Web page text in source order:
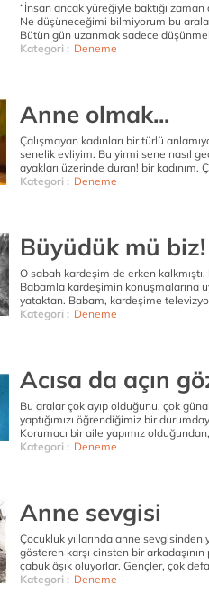
“İnsan ancak yüreğiyle baktığı
Ne düşüneceğimi bilmiyorum bu
Bütün gün uzanmak sadece
Kategori : Deneme
Anne olmak...
Çalışmayan kadınları bir türlü
senelik evliyim. Bu yirmi sene nasıl
ayakları üzerinde duran! bir kadınım.
Kategori : Deneme
Büyüdük mü biz!
O sabah kardeşim de erken
Babamla kardeşimin konuşmalarına
yataktan. Babam, kardeşime
Kategori : Deneme
Acısa da açın
Bu aralar çok ayıp olduğunu, çok
yaptığımızı öğrendiğimiz bir
Korumacı bir aile yapımız
Kategori : Deneme
Anne sevgisi
Çocukluk yıllarında anne
gösteren karşı cinsten bir
çabuk âşık oluyorlar. Gençler, çok
Kategori : Deneme